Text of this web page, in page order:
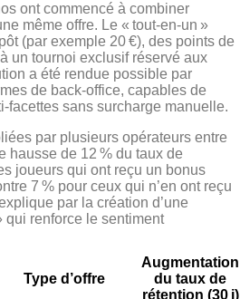
ont commencé à combiner
même offre. Le « tout‑en‑un »
(par exemple 20 €), des points de
un tournoi exclusif réservé aux
a été rendue possible par
de back‑office, capables de
sans surcharge manuelle.
par plusieurs opérateurs entre
hausse de 12 % du taux de
joueurs qui ont reçu un bonus
7 % pour ceux qui n’en ont reçu
par la création d’une
qui renforce le sentiment
Type d’offre
Augmentation
du taux de
rétention (30 j)